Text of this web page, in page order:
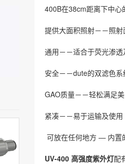
400B在38cm距离下中心
提供大面积照射－－照
通用－－适合于荧光渗
安全－－dute的双滤色
GAO质量－－轻松满足
紧凑－－易于运输及使用
可放在任何地方 — 内置
UV-400 高强度紫外灯配